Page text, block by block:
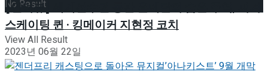
No Result
View All Result
[인터뷰] 세계선수권 동반 은메달의 숨은 주역, 피겨
스케이팅 퀸 · 킹메이커 지현정 코치
2023년 06월 22일